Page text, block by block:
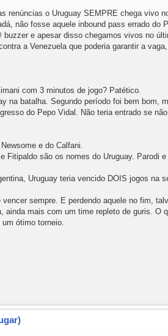
renúncias o Uruguay SEMPRE chega vivo
não fosse aquele inbound pass errado
e apesar disso chegamos vivos no
a Venezuela que poderia garantir a
com 3 minutos de jogo? Patético.
na batalha. Segundo período foi bem bom,
do Pepo Vidal. Não teria entrado se
e do Calfani.
são os nomes do Uruguay. Parodi
Uruguay teria vencido DOIS jogos na
sempre. E perdendo aquele no fim,
mais com um time repleto de guris.
ótimo torneio.